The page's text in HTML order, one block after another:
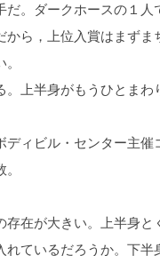
だ。ダークホースの１
ら，上位入賞はまず
上半身がもうひとまわ
ィビル・センター主催
在が大きい。上半身と
れているだろうか。下